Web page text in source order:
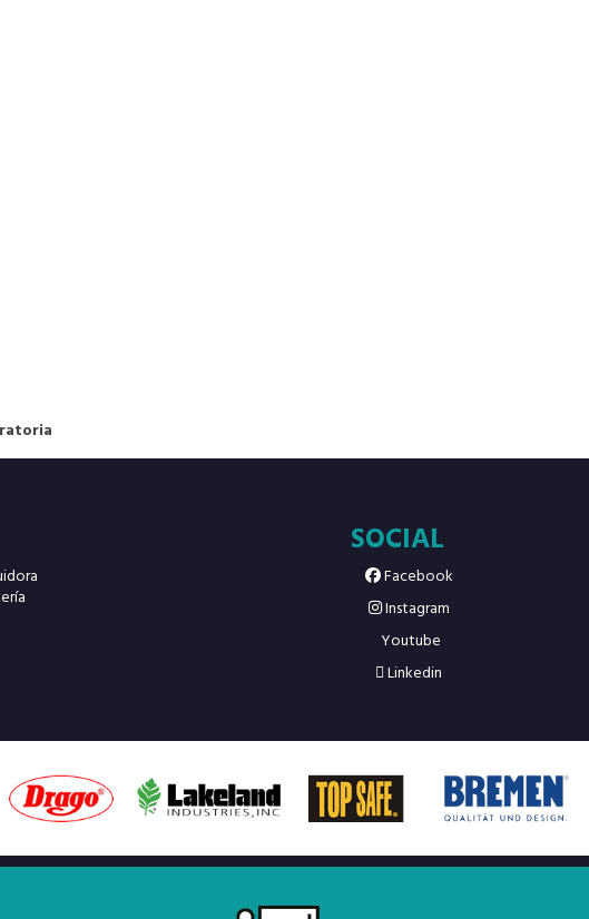
SOCIAL
Facebook
Instagram
Youtube
Linkedin